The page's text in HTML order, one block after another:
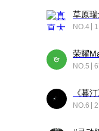
草原
NO.4
NO.5
《暮汀
NO.6